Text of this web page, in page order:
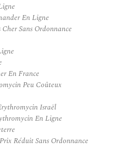
En Ligne
Sans Ordonnance
En France
Peu Coûteux
Israël
En Ligne
Réduit Sans Ordonnance